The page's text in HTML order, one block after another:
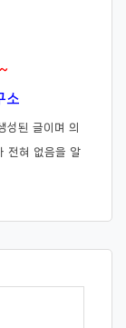
소
된 글이며 의
전혀 없음을 알